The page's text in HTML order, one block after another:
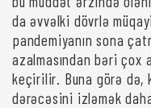
da əvvəlki dövrlə
pandemiyanın sona
azalmasından bəri çox
keçirilir. Buna görə də,
dərəcəsini izləmək